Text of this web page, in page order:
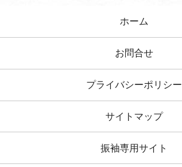
ホーム
お問合せ
プライバシーポリシー
サイトマップ
振袖専用サイト